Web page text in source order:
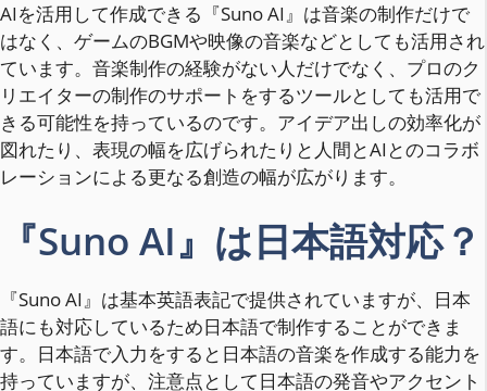
AIを活用して作成できる『Suno AI』は音楽の制作だけで
はなく、ゲームのBGMや映像の音楽などとしても活用され
ています。音楽制作の経験がない人だけでなく、プロのク
リエイターの制作のサポートをするツールとしても活用で
きる可能性を持っているのです。アイデア出しの効率化が
図れたり、表現の幅を広げられたりと人間とAIとのコラボ
レーションによる更なる創造の幅が広がります。
『Suno AI』は日本語対応？
『Suno AI』は基本英語表記で提供されていますが、日本
語にも対応しているため日本語で制作することができま
す。日本語で入力をすると日本語の音楽を作成する能力を
持っていますが、注意点として日本語の発音やアクセント